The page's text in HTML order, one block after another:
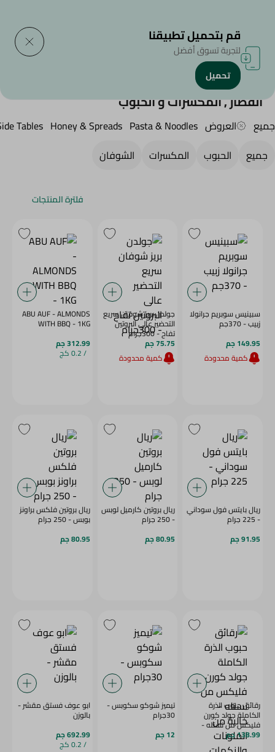
الرئيسية /منتجات البقالة
الفطار , المكسرات و الحبوب
جميع العروض Pasta & Noodles
Honey & Spreads
Tables
جميع
الحبوب المكسرات الشوفان
فلترة المنتجات
سبينيس سوبريم جرانولا
زبيب - 370جم
149.95 جم
كمية محدودة
جولدن بريز شوفان سريع
التحضير عالى البروتين
تفاح - 300جرام
75.75 جم
كمية محدودة
ABU AUF - ALMONDS
WITH BBQ - 1KG
312.99 جم
/ 0.2 كج
ريال بايتس فول سوداني
- 225 جرام
91.95 جم
ريال بروتين كارميل لوبس
- 250 جرام
80.95 جم
ريال بروتين فلكس براونز
بوبس - 250 جرام
80.95 جم
رقائق حبوب الذرة
الكاملة جولد كورن
فليكس من نستله -
خالية من الملونات
والنكهات الاصطناعية
138.99 جم
تيميز شوكو سكوبس -
30جرام
12 جم
ابو عوف فستق مقشر -
بالوزن
692.99 جم
/ 0.2 كج
قم بتحميل تطبيقنا
لتجربة تسوق أفضل
تحميل